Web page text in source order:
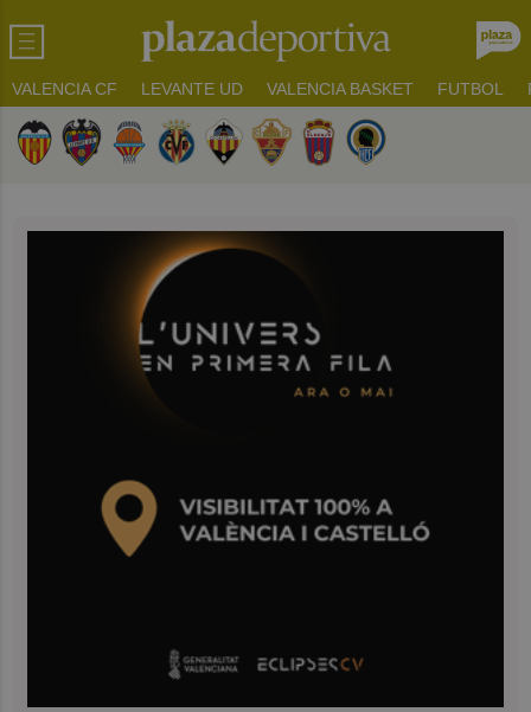
VALENCIA CF LEVANTE UD VALENCIA BASKET FUTBOL